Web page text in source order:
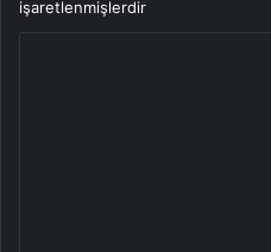
işaretlenmişlerdir